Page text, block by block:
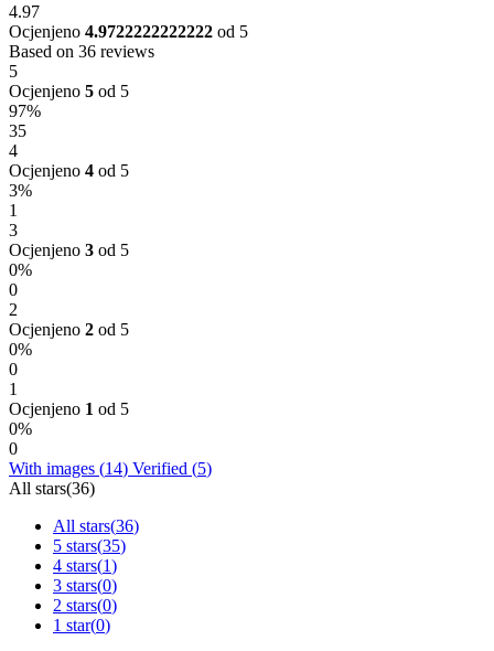
4.97
Ocjenjeno 4.9722222222222 od 5
Based on 36 reviews
5
Ocjenjeno 5 od 5
97%
35
4
Ocjenjeno 4 od 5
3%
1
3
Ocjenjeno 3 od 5
0%
0
2
Ocjenjeno 2 od 5
0%
0
1
Ocjenjeno 1 od 5
0%
0
With images (14) Verified (5)
All stars(36)
All stars(36)
5 stars(35)
4 stars(1)
3 stars(0)
2 stars(0)
1 star(0)